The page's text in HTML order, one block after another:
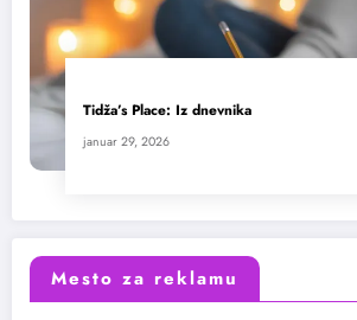
Tidža’s Place: Iz dnevnika
januar 29, 2026
Mesto za reklamu